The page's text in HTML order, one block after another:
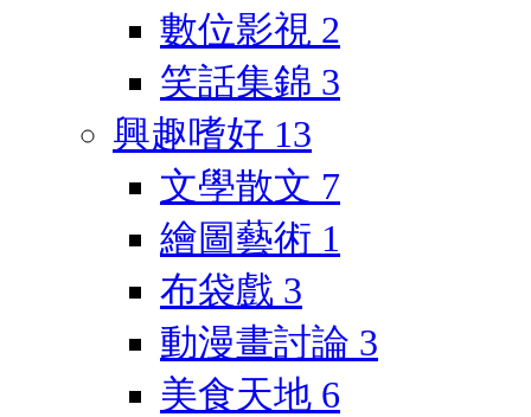
數位影視 2
笑話集錦 3
興趣嗜好 13
文學散文 7
繪圖藝術 1
布袋戲 3
動漫畫討論 3
美食天地 6